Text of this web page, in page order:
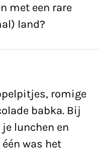
met een rare
land?
romige
babka. Bij
lunchen en
was het